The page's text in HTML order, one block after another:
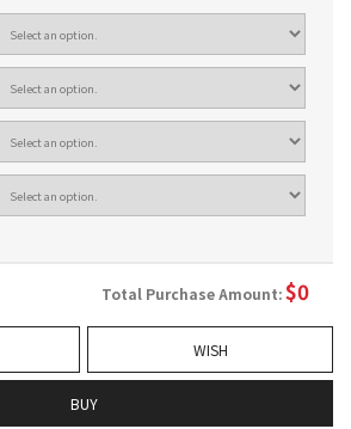
Total Purchase Amount:$0
WISH
BUY